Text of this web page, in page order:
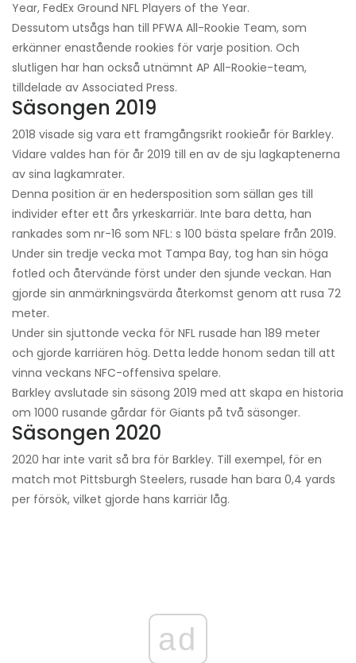
Year, FedEx Ground NFL Players of the Year.
Dessutom utsågs han till PFWA All-Rookie Team, som
erkänner enastående rookies för varje position. Och
slutligen har han också utnämnt AP All-Rookie-team,
tilldelade av Associated Press.
Säsongen 2019
2018 visade sig vara ett framgångsrikt rookieår för Barkley.
Vidare valdes han för år 2019 till en av de sju lagkaptenerna
av sina lagkamrater.
Denna position är en hedersposition som sällan ges till
individer efter ett års yrkeskarriär. Inte bara detta, han
rankades som nr-16 som NFL: s 100 bästa spelare från 2019.
Under sin tredje vecka mot Tampa Bay, tog han sin höga
fotled och återvände först under den sjunde veckan. Han
gjorde sin anmärkningsvärda återkomst genom att rusa 72
meter.
Under sin sjuttonde vecka för NFL rusade han 189 meter
och gjorde karriären hög. Detta ledde honom sedan till att
vinna veckans NFC-offensiva spelare.
Barkley avslutade sin säsong 2019 med att skapa en historia
om 1000 rusande gårdar för Giants på två säsonger.
Säsongen 2020
2020 har inte varit så bra för Barkley. Till exempel, för en
match mot Pittsburgh Steelers, rusade han bara 0,4 yards
per försök, vilket gjorde hans karriär låg.
ad